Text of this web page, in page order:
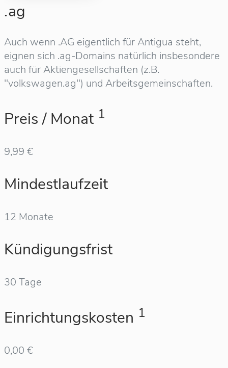
.ag
Auch wenn .AG eigentlich für Antigua steht,
eignen sich .ag-Domains natürlich insbesondere
auch für Aktiengesellschaften (z.B.
"volkswagen.ag") und Arbeitsgemeinschaften.
Preis / Monat 1
9,99 €
Mindestlaufzeit
12 Monate
Kündigungsfrist
30 Tage
Einrichtungskosten 1
0,00 €